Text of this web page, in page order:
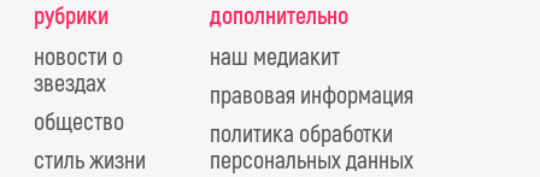
рубрики
новости о
звездах
общество
стиль жизни
дополнительно
наш медиакит
правовая информация
политика обработки
персональных данных